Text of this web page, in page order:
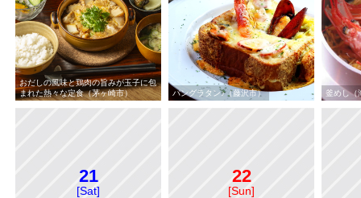
おだしの風味と鶏肉の旨みが玉子に包
まれた熱々な定食（茅ヶ崎市）
パングラタン♪（藤沢市） 釜めし（
21
[Sat]
22
[Sun]